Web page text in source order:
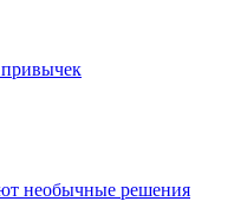
привычек
необычные решения